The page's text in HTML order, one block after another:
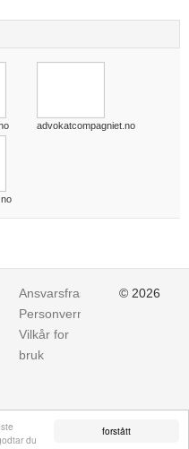
forstått
du
advokatcompagniet.no
Ansvarsfraskrivelse
Personvern
Vilkår for
bruk
© 2026